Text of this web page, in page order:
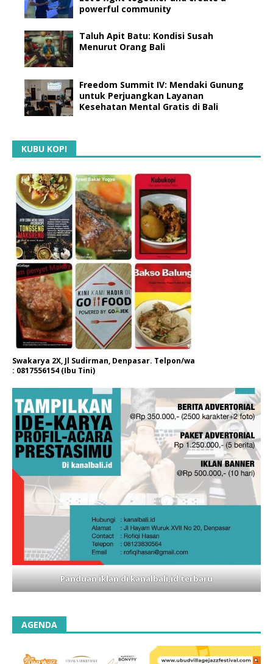
powerful community
Taluh Apit Batu: Kondisi Susah
Menurut Orang Bali
Freedom Summit IV: Mendaki Gunung
untuk Perjuangkan Layanan
Kesehatan Mental Gratis di Bali
KUBU KOPI
Swakarya 2X, Jl Sudirman, Denpasar. Telpon/wa
: 0817556154 (Ibu Tini)
Panduan iklan di kanalbali,id terbaru
AGENDA